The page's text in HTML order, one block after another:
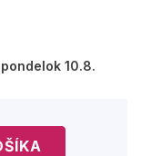
10.8.